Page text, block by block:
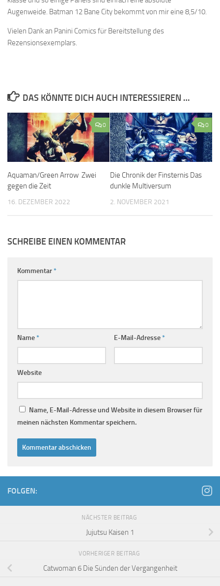
Augenweide. Batman 12 Bane City bekommt von mir eine 8,5/10.
Vielen Dank an Panini Comics für Bereitstellung des
Rezensionsexemplars.
DAS KÖNNTE DICH AUCH INTERESSIEREN …
0
Aquaman/Green Arrow Zwei
gegen die Zeit
16. DEZEMBER 2022
0
Die Chronik der Finsternis Das
dunkle Multiversum
2. NOVEMBER 2021
SCHREIBE EINEN KOMMENTAR
Kommentar*
Name* E-Mail-Adresse*
Website
Name, E-Mail-Adresse und Website in diesem Browser für
meinen nächsten Kommentar speichern.
FOLGEN:
NÄCHSTER BEITRAG
Jujutsu Kaisen 1
VORHERIGER BEITRAG
Catwoman 6 Die Sünden der Vergangenheit